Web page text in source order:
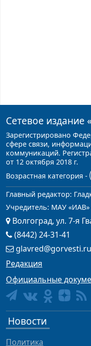
Сетевое издание
Зарегистрировано
сфере связи,
коммуникаций.
от 12 октября 2018 г.
Возрастная категория -
Главный редактор:
Учредитель: МАУ «ИАВ»
Волгоград, ул. 7-я
(8442) 24-31-41
glavred@gorvesti.ru
Редакция
Официальные
Новости
Политика